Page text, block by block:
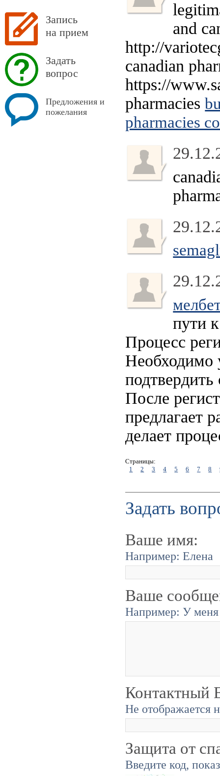
Запись
на прием
Задать
вопрос
Предложения и
пожелания
and
http://
canadian
https://
pharmacies
pharmacies
пути
Процесс
Необходимо
После
предлагает
делает
Страницы:
1
2 3 4 5 6 7 8
Задать
Ваше имя:
Например: Елена
Ваше
Например: У меня
Контактный
Не отображается
Защита от
Введите код,